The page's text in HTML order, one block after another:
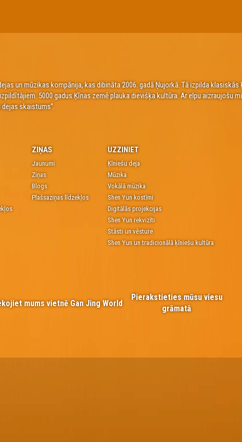
un mūzikas kompānija, kas dibināta 2006. gadā Ņujorkā. Tā izpilda
5000 gadus Ķīnas zemē plauka dievišķa kultūra. Ar elpu aizraujošu
skaistums”.
ZIŅAS
Jaunumi
Ziņas
Blogs
Plašsaziņas līdzekļos
UZZINIET
Ķīniešu deja
Mūzika
Vokālā mūzika
Shen Yun kostīmi
Digitālās projekcijas
Shen Yun rekvizīti
Stāsti un vēsture
Shen Yun un tradicionālā ķīniešu kultūra
mums vietnē Gan Jing World
Pierakstieties mūsu viesu
grāmatā